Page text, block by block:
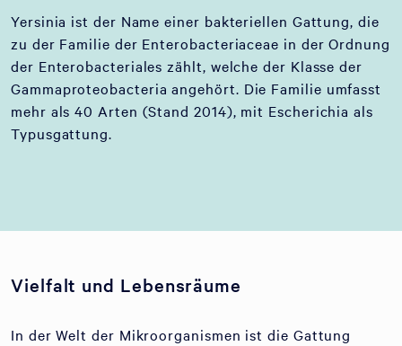
Yersinia ist der Name einer bakteriellen Gattung, die
zu der Familie der Enterobacteriaceae in der Ordnung
der Enterobacteriales zählt, welche der Klasse der
Gammaproteobacteria angehört. Die Familie umfasst
mehr als 40 Arten (Stand 2014), mit Escherichia als
Typusgattung.
Vielfalt und Lebensräume
In der Welt der Mikroorganismen ist die Gattung